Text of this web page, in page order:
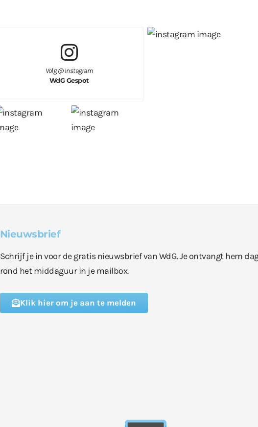
Volg @ Instagram
WdG Gespot
Nieuwsbrief
Schrijf je in voor de gratis nieuwsbrief van WdG. Je ontvangt hem
rond het middaguur in je mailbox.
Klik hier om je aan te melden